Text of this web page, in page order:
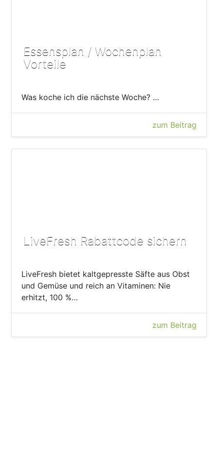
Essensplan / Wochenplan
Vorteile
Was koche ich die nächste Woche? …
zum Beitrag
LiveFresh Rabattcode sichern
LiveFresh bietet kaltgepresste Säfte aus Obst
und Gemüse und reich an Vitaminen: Nie
erhitzt, 100 %…
zum Beitrag